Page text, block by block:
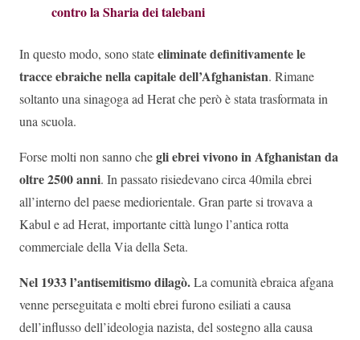
contro la Sharia dei talebani
In questo modo, sono stateeliminate definitivamente le
tracce ebraiche nella capitale dell’Afghanistan. Rimane
soltanto una sinagoga ad Herat che però è stata trasformata in
una scuola.
Forse molti non sanno chegli ebrei vivono in Afghanistan da
oltre 2500 anni. In passato risiedevano circa 40mila ebrei
all’interno del paese mediorientale. Gran parte si trovava a
Kabul e ad Herat, importante città lungo l’antica rotta
commerciale della Via della Seta.
Nel 1933 l’antisemitismo dilagò.La comunità ebraica afgana
venne perseguitata e molti ebrei furono esiliati a causa
dell’influsso dell’ideologia nazista, del sostegno alla causa